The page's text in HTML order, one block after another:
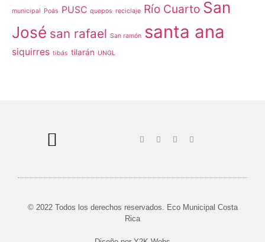
municipal Poás PUSC quepos reciclaje Río Cuarto San
José san rafael San ramón santa ana
siquirres tibás tilarán UNGL
© 2022 Todos los derechos reservados. Eco Municipal Costa
Rica